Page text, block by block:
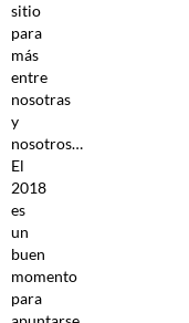
sitio
para
más
entre
nosotras
y
nosotros…
El
2018
es
un
buen
momento
para